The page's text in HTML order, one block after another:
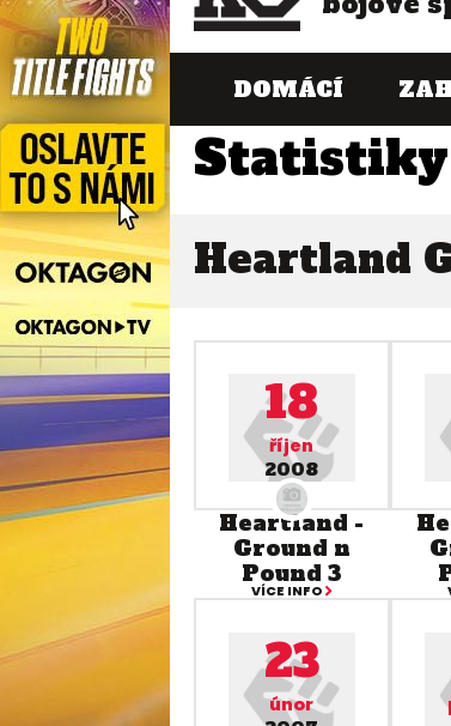
DOMÁCÍ
Statistiky
Heartland
18
říjen
2008
Heartland -
Ground n
Pound 3
VÍCE INFO
23
únor